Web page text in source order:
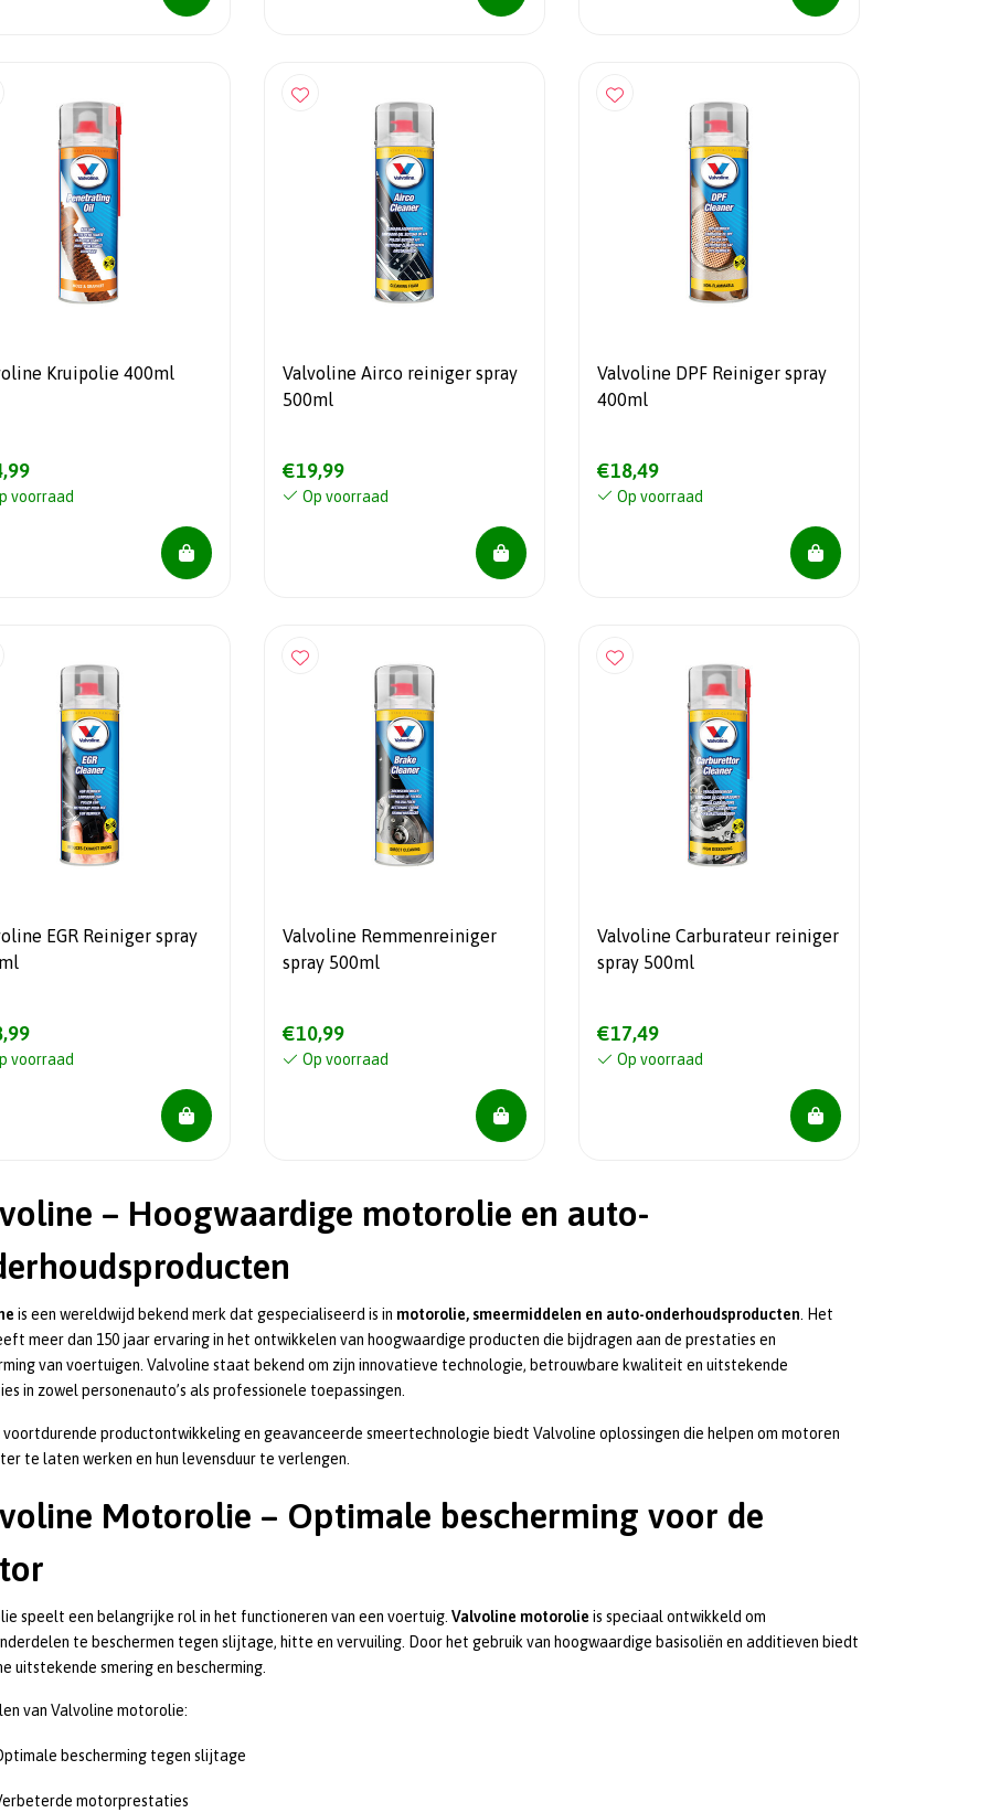
Kruipolie 400ml
voorraad
Valvoline Airco reiniger spray
500ml
€19,99
Op voorraad
Valvoline DPF Reiniger spray
400ml
€18,49
Op voorraad
EGR Reiniger spray
voorraad
Valvoline Remmenreiniger
spray 500ml
€10,99
Op voorraad
Valvoline Carburateur reiniger
spray 500ml
€17,49
Op voorraad
– Hoogwaardige motorolie en auto-
is een wereldwijd bekend merk dat gespecialiseerd is in motorolie, smeermiddelen en auto-onderhoudsproducten . Het
meer dan 150 jaar ervaring in het ontwikkelen van hoogwaardige producten die bijdragen aan de prestaties en
van voertuigen. Valvoline staat bekend om zijn innovatieve technologie, betrouwbare kwaliteit en uitstekende
in zowel personenauto’s als professionele toepassingen.
voortdurende productontwikkeling en geavanceerde smeertechnologie biedt Valvoline oplossingen die helpen om motoren
te laten werken en hun levensduur te verlengen.
Motorolie – Optimale bescherming voor de
speelt een belangrijke rol in het functioneren van een voertuig. Valvoline motorolie is speciaal ontwikkeld om
te beschermen tegen slijtage, hitte en vervuiling. Door het gebruik van hoogwaardige basisoliën en additieven biedt
uitstekende smering en bescherming.
van Valvoline motorolie:
bescherming tegen slijtage
motorprestaties